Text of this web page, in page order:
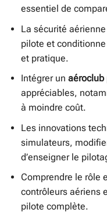
essentiel de
La sécurité
pilote et
et pratique.
Intégrer un aéroclub
appréciables,
à moindre coût.
Les innovations
simulateurs,
d’enseigner le
Comprendre le rôle
contrôleurs aériens
pilote complète.